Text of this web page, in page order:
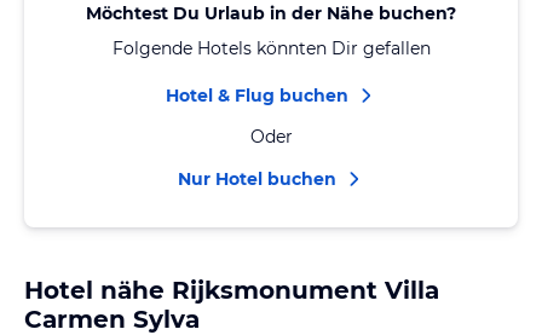
Möchtest Du Urlaub in der Nähe buchen?
Folgende Hotels könnten Dir gefallen
Hotel & Flug buchen
Oder
Nur Hotel buchen
Hotel nähe Rijksmonument Villa
Carmen Sylva